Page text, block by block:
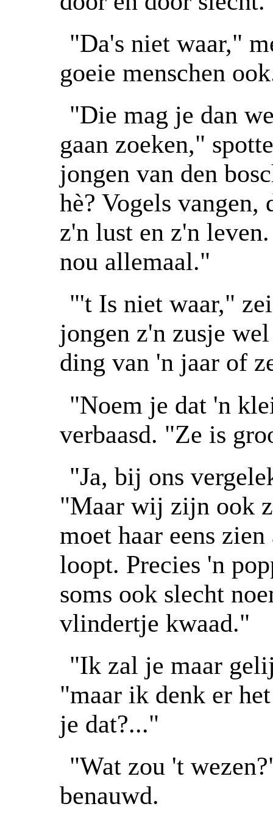
"Da's niet waar,"
goeie menschen
"Die mag je dan
gaan zoeken,"
jongen van den
hè? Vogels vangen,
z'n lust en z'n
nou allemaal."
"'t Is niet waar,"
jongen z'n zusje
ding van 'n jaar of
"Noem je dat 'n
verbaasd. "Ze is
"Ja, bij ons
"Maar wij zijn ook
moet haar eens
loopt. Precies 'n
soms ook slecht
vlindertje kwaad."
"Ik zal je maar
"maar ik denk er
je dat?..."
"Wat zou 't
benauwd.